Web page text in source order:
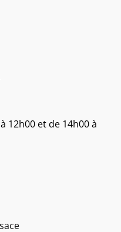
12h00 et de 14h00 à